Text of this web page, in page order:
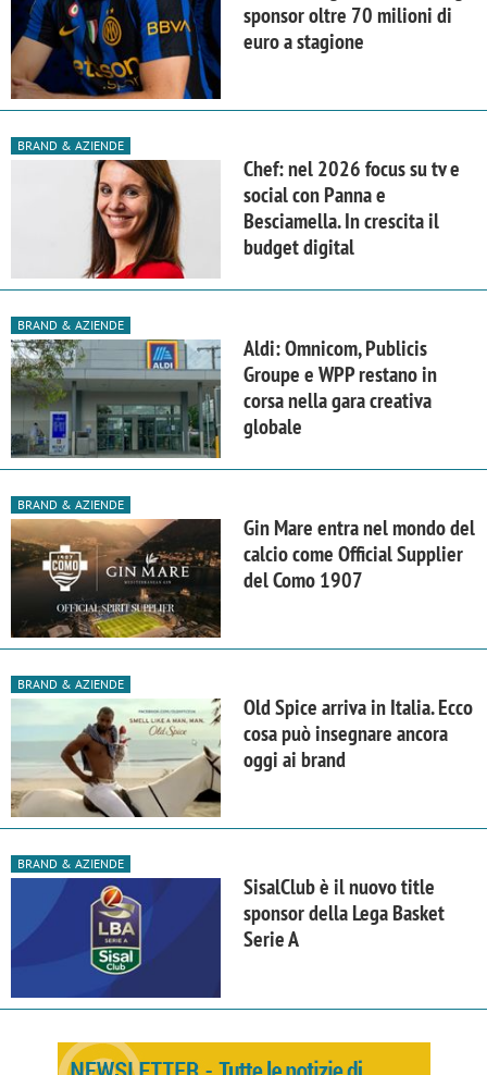
sponsor oltre 70 milioni di
euro a stagione
BRAND & AZIENDE
Chef: nel 2026 focus su tv e
social con Panna e
Besciamella. In crescita il
budget digital
BRAND & AZIENDE
Aldi: Omnicom, Publicis
Groupe e WPP restano in
corsa nella gara creativa
globale
BRAND & AZIENDE
Gin Mare entra nel mondo del
calcio come Official Supplier
del Como 1907
BRAND & AZIENDE
Old Spice arriva in Italia. Ecco
cosa può insegnare ancora
oggi ai brand
BRAND & AZIENDE
SisalClub è il nuovo title
sponsor della Lega Basket
Serie A